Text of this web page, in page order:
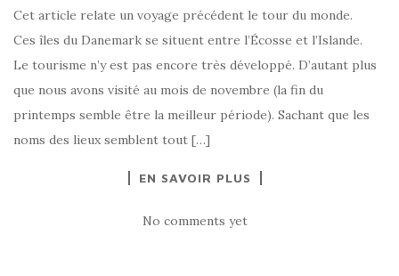
Cet article relate un voyage précédent le tour du monde.
Ces îles du Danemark se situent entre l’Écosse et l’Islande.
Le tourisme n’y est pas encore très développé. D’autant plus
que nous avons visité au mois de novembre (la fin du
printemps semble être la meilleur période). Sachant que les
noms des lieux semblent tout […]
EN SAVOIR PLUS
No comments yet